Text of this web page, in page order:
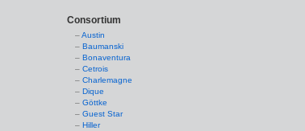
Consortium
Austin
Baumanski
Bonaventura
Cetrois
Charlemagne
Dique
Göttke
Guest Star
Hiller